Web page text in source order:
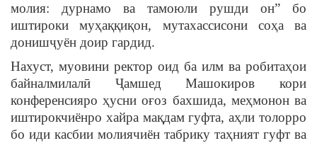
молия: дурнамо ва тамоюли рушди он” бо
иштироки муҳаққиқон, мутахассисони соҳа ва
донишҷуён доир гардид.
Нахуст, муовини ректор оид ба илм ва робитаҳои
байналмилалӣ Ҷамшед Машокиров кори
конференсияро ҳусни оғоз бахшида, меҳмонон ва
иштирокчиёнро хайра мақдам гуфта, аҳли толорро
бо иди касбии молиячиён табрику таҳният гуфт ва